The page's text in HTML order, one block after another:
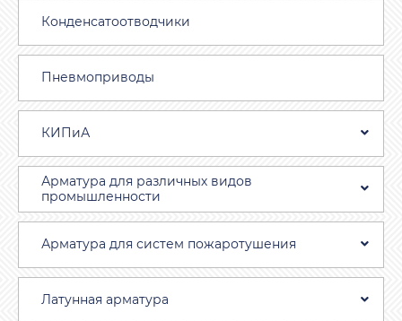
Конденсатоотводчики
Пневмоприводы
КИПиА
Арматура для различных видов
промышленности
Арматура для систем пожаротушения
Латунная арматура